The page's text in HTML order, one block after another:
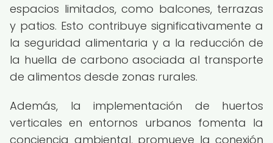
espacios limitados, como balcones, terrazas
y patios. Esto contribuye significativamente a
la seguridad alimentaria y a la reducción de
la huella de carbono asociada al transporte
de alimentos desde zonas rurales.
Además, la implementación de huertos
verticales en entornos urbanos fomenta la
conciencia ambiental, promueve la conexión